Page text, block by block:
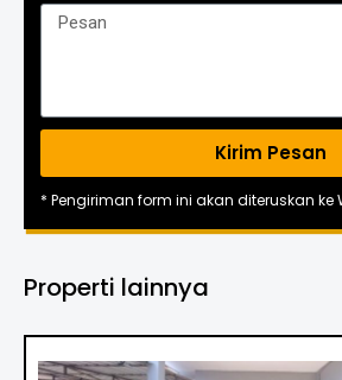
Kirim Pesan
* Pengiriman form ini akan diteruskan ke
Properti lainnya